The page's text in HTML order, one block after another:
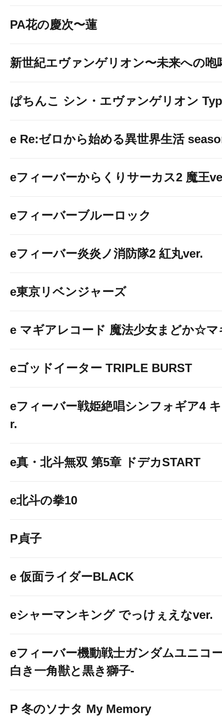
PA花の慶次〜蓮
新世紀エヴァンゲリオン〜未来への咆
ぱちんこ シン・エヴァンゲリオン
e Re:ゼロから始める異世界生活
eフィーバーからくりサーカス2 魔王
eフィーバーブルーロック
eフィーバー炎炎ノ消防隊2 紅丸ver.
e東京リベンジャーズ
e マギアレコード 魔法少女まどか☆マ
eゴッドイーター TRIPLE BURST
eフィーバー戦姫絶唱シンフォギア4
r.
e真・北斗無双 第5章 ドデカSTART
e北斗の拳10
P貞子
e 仮面ライダーBLACK
eシャーマンキング でっけぇえなver.
eフィーバー機動戦士ガンダムユニコ
白き一角獣と黒き獅子-
P 冬のソナタ My Memory